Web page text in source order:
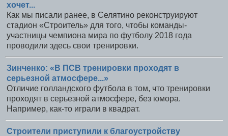
хочет...
Как мы писали ранее, в Селятино реконструируют
стадион «Строитель» для того, чтобы команды-
участницы чемпиона мира по футболу 2018 года
проводили здесь свои тренировки.
Зинченко: «В ПСВ тренировки проходят в
серьезной атмосфере...»
Отличие голландского футбола в том, что тренировки
проходят в серьезной атмосфере, без юмора.
Например, как-то играли в квадрат.
Строители приступили к благоустройству